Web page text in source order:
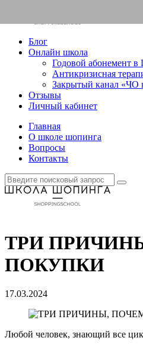
Блог
Онлайн школа
Годовой абонемент
Антикризисная
Закрытый канал «ЧО
Отзывы
Личный кабинет
Главная
О школе шопинга
Вопросы
Контакты
ТРИ
ПОКУПКИ
17.03.2024
Любой человек, знающий все